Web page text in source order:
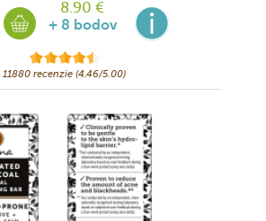
8.90 €
+ 8 bodov
11880 recenzie (4.46/5.00)